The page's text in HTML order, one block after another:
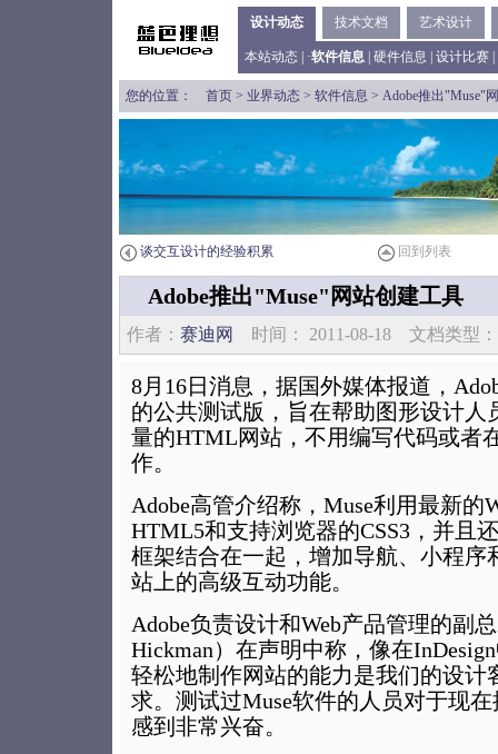
设计动态 技术文档 艺术设计
本站动态 | ·软件信息 硬件信息 设计比赛
您的位置： 首页 > 业界动态 > 软件信息 > Adobe推出"Muse"
谈交互设计的经验积累 回到列表
Adobe推出"Muse"网站创建工具
作者： 赛迪网 时间： 2011-08-18 文档类型
8月16日消息，据国外媒体报道，
的公共测试版，旨在帮助图形设计人
量的HTML网站，不用编写代码或者
作。
Adobe高管介绍称，Muse利用最新的
HTML5和支持浏览器的CSS3，并且
框架结合在一起，增加导航、小程序
站上的高级互动功能。
Adobe负责设计和Web产品管理的副
Hickman）在声明中称，像在
轻松地制作网站的能力是我们的设计
求。测试过Muse软件的人员对于现
感到非常兴奋。